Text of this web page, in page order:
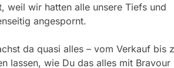
weil wir hatten alle unsere Tiefs und
angespornt.
da quasi alles – vom Verkauf bis
lassen, wie Du das alles mit Bravour